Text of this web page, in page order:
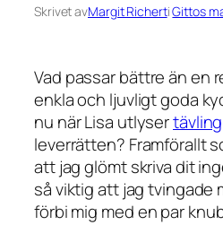
Skrivet avMargit RichertiGittos
Vad passar bättre än en
enkla och ljuvligt goda
nu när Lisa utlysertävling
leverrätten? Framförallt
att jag glömt skriva dit
så viktig att jag tvingade
förbi mig med en par